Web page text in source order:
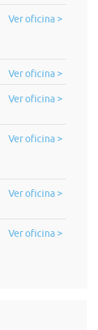
Ver oficina >
Ver oficina >
Ver oficina >
Ver oficina >
Ver oficina >
Ver oficina >